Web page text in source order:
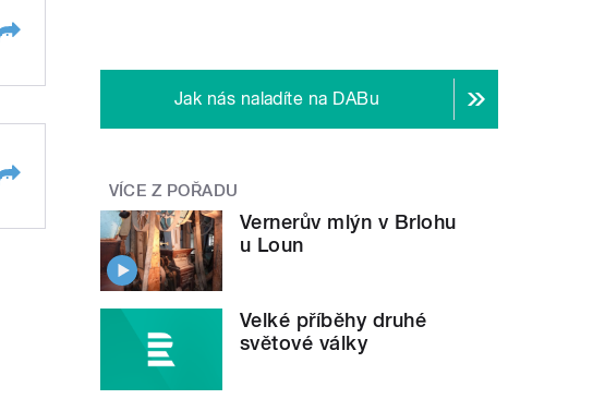
Jak nás naladíte na DABu
VÍCE Z POŘADU
Vernerův mlýn v Brlohu
u Loun
Velké příběhy druhé
světové války